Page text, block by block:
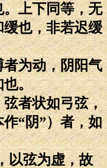
上下同等，无
也，非若迟缓
为动，阴阳气
也。
者状如弓弦，
“阴”）者，如
以弦为虚，故